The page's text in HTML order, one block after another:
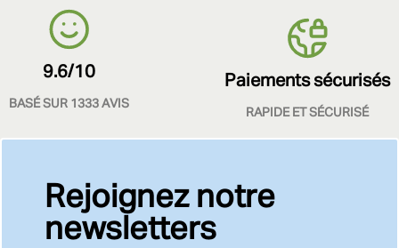
9.6/10
BASÉ SUR 1333 AVIS
Paiements sécurisés
RAPIDE ET SÉCURISÉ
Rejoignez notre
newsletters